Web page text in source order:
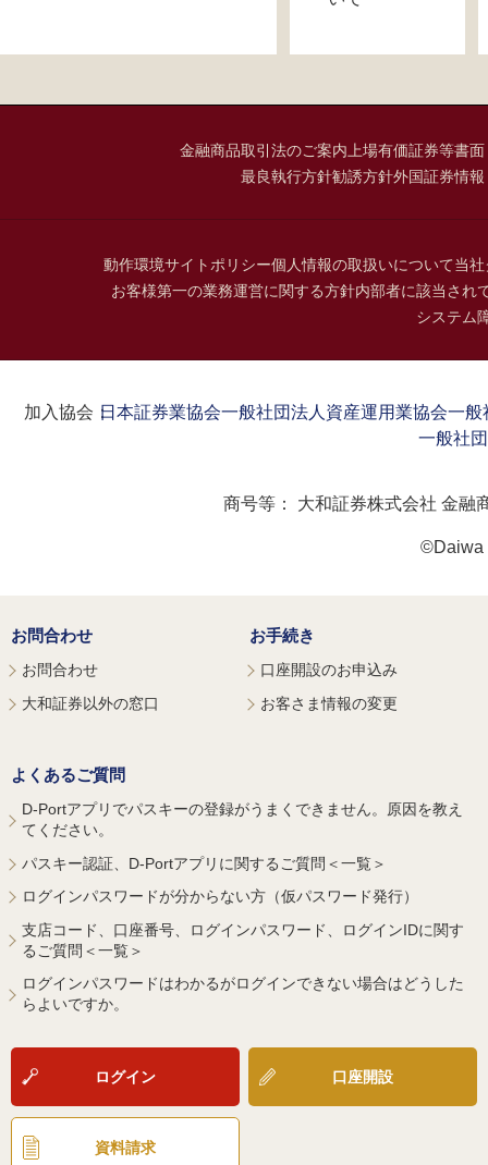
金融商品取引法のご案内 上場有価証券等書
最良執行方針勧誘方針外国証券情
動作環境サイトポリシー個人情報の取扱いについて当
お客様第一の業務運営に関する方針内部者に該当され
システム
加入協会：日本証券業協会一般社団法人資産運用業協会一般
一般社
商号等： 大和証券株式会社 金融
©Daiwa
お問合わせ
お問合わせ
大和証券以外の窓口
お手続き
口座開設のお申込み
お客さま情報の変更
よくあるご質問
D-Portアプリでパスキーの登録がうまくできません。原因を教え
てください。
パスキー認証、D-Portアプリに関するご質問＜一覧＞
ログインパスワードが分からない方（仮パスワード発行）
支店コード、口座番号、ログインパスワード、ログインIDに関す
るご質問＜一覧＞
ログインパスワードはわかるがログインできない場合はどうした
らよいですか。
ログイン 口座開設
資料請求